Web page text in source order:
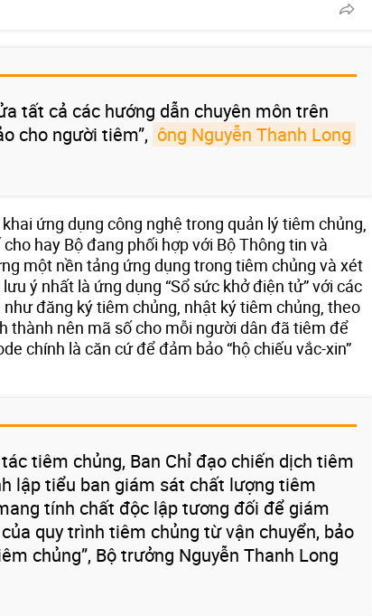
tất cả các hướng dẫn chuyên môn trên
cho người tiêm”, ông Nguyễn Thanh Long
ứng dụng công nghệ trong quản lý tiêm chủng,
hay Bộ đang phối hợp với Bộ Thông tin và
một nền tảng ứng dụng trong tiêm chủng và xét
ý nhất là ứng dụng “Sổ sức khở điện tử” với các
đăng ký tiêm chủng, nhật ký tiêm chủng, theo
thành nên mã số cho mỗi người dân đã tiêm để
chính là căn cứ để đảm bảo “hộ chiếu vắc-xin”
tiêm chủng, Ban Chỉ đạo chiến dịch tiêm
lập tiểu ban giám sát chất lượng tiêm
tính chất độc lập tương đối để giám
quy trình tiêm chủng từ vận chuyển, bảo
chủng”, Bộ trưởng Nguyễn Thanh Long